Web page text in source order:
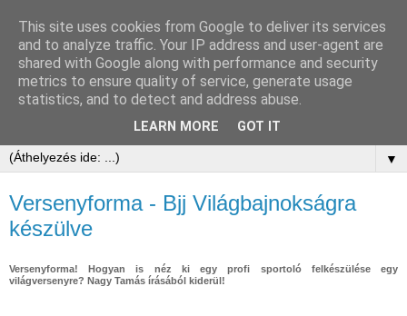
▼
Versenyforma - Bjj Világbajnokságra
készülve
Versenyforma! Hogyan is néz ki egy profi sportoló felkészülése egy
világversenyre? Nagy Tamás írásából kiderül!
This site uses cookies from Google to deliver its services
and to analyze traffic. Your IP address and user-agent are
shared with Google along with performance and security
metrics to ensure quality of service, generate usage
statistics, and to detect and address abuse.
LEARN MORE GOT IT